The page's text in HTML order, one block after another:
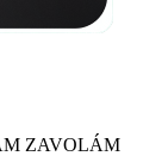
ZAVOLÁM